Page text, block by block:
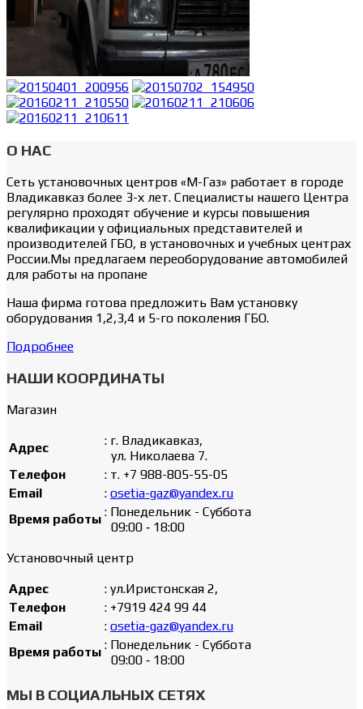
О НАС
Сеть установочных центров «М-Газ» работает в городе
Владикавказ более 3-х лет. Cпециалисты нашего Центра
регулярно проходят обучение и курсы повышения
квалификации у официальных представителей и
производителей ГБО, в установочных и учебных центрах
России.Мы предлагаем переоборудование автомобилей
для работы на пропане
Наша фирма готова предложить Вам установку
оборудования 1,2,3,4 и 5-го поколения ГБО.
Подробнее
НАШИ КООРДИНАТЫ
Магазин
Адрес
: г. Владикавказ,
ул. Николаева 7.
Телефон
: т. +7 988-805-55-05
Email
: osetia-gaz@yandex.ru
Время работы : Понедельник - Суббота
09:00 ‐ 18:00
Установочный центр
Адрес
: ул.Иристонская 2,
Телефон
: +7919 424 99 44
Email
: osetia-gaz@yandex.ru
Время работы : Понедельник - Суббота
09:00 ‐ 18:00
МЫ В СОЦИАЛЬНЫХ СЕТЯХ